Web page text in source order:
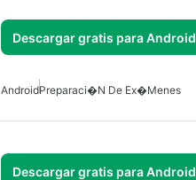
Descargar gratis para Android
AndroidPreparaci�n De Ex�menes
Descargar gratis para Android